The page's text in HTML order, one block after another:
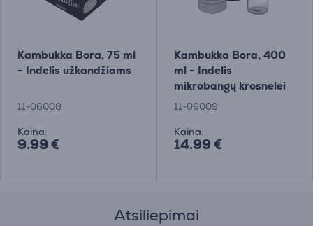
Kambukka Bora, 75 ml
- Indelis užkandžiams
11-06008
Kaina:
9.99 €
Kambukka Bora, 400
ml - Indelis
mikrobangų krosnelei
11-06009
Kaina:
14.99 €
Atsiliepimai